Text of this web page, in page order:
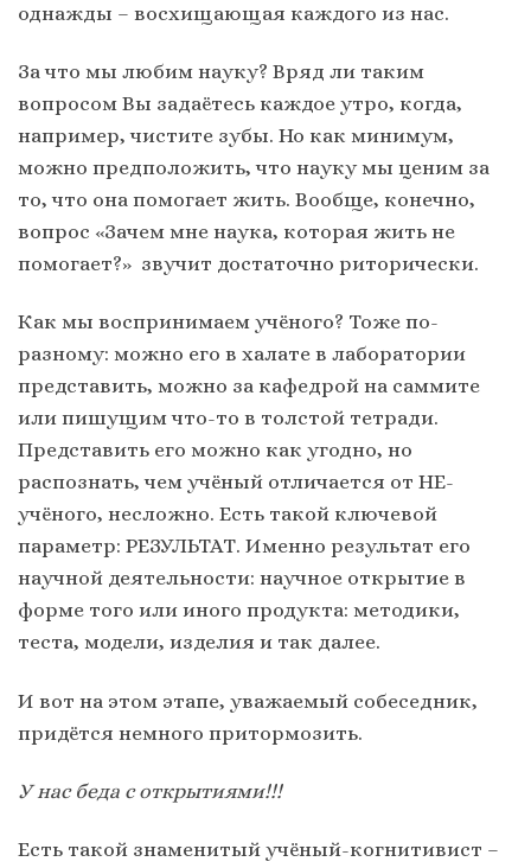
однажды – восхищающая каждого из нас.
За что мы любим науку? Вряд ли таким
вопросом Вы задаётесь каждое утро, когда,
например, чистите зубы. Но как минимум,
можно предположить, что науку мы ценим за
то, что она помогает жить. Вообще, конечно,
вопрос «Зачем мне наука, которая жить не
помогает?» звучит достаточно риторически.
Как мы воспринимаем учёного? Тоже по-
разному: можно его в халате в лаборатории
представить, можно за кафедрой на саммите
или пишущим что-то в толстой тетради.
Представить его можно как угодно, но
распознать, чем учёный отличается от НЕ-
учёного, несложно. Есть такой ключевой
параметр: РЕЗУЛЬТАТ. Именно результат его
научной деятельности: научное открытие в
форме того или иного продукта: методики,
теста, модели, изделия и так далее.
И вот на этом этапе, уважаемый собеседник,
придётся немного притормозить.
У нас беда с открытиями!!!
Есть такой знаменитый учёный-когнитивист –